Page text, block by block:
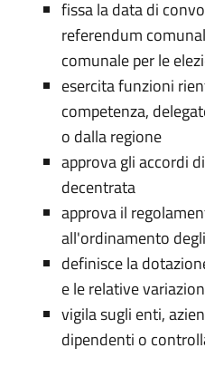
fissa la data di
referendum
comunale per le
esercita funzioni
competenza,
o dalla regione
approva gli accordi
decentrata
approva il
all'ordinamento
definisce la
e le relative
vigila sugli enti,
dipendenti o